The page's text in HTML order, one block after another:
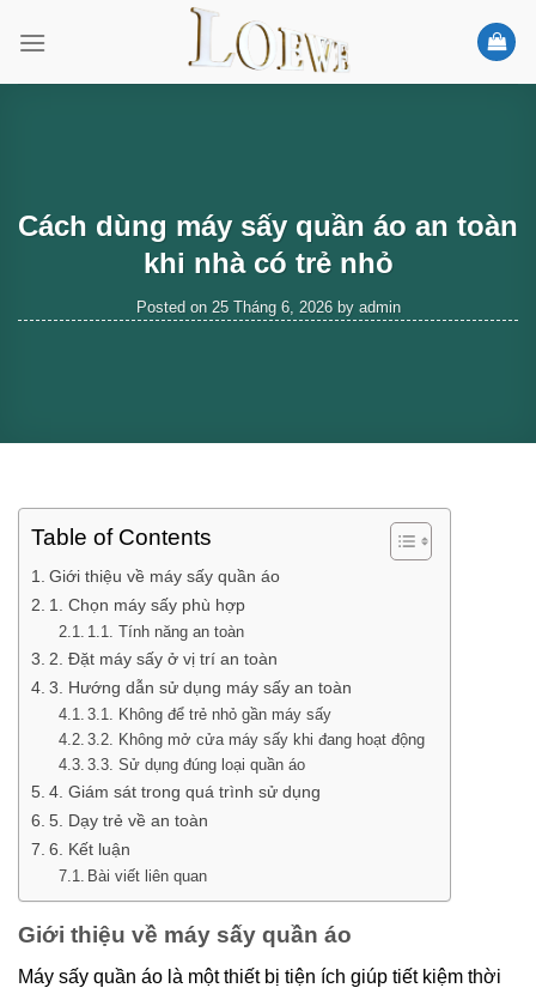
Cách dùng máy sấy quần áo an toàn
khi nhà có trẻ nhỏ
Posted on 25 Tháng 6, 2026by admin
Table of Contents
Giới thiệu về máy sấy quần áo
1. Chọn máy sấy phù hợp
1.1. Tính năng an toàn
2. Đặt máy sấy ở vị trí an toàn
3. Hướng dẫn sử dụng máy sấy an toàn
3.1. Không để trẻ nhỏ gần máy sấy
3.2. Không mở cửa máy sấy khi đang hoạt động
3.3. Sử dụng đúng loại quần áo
4. Giám sát trong quá trình sử dụng
5. Dạy trẻ về an toàn
6. Kết luận
Bài viết liên quan
Giới thiệu về máy sấy quần áo
Máy sấy quần áo là một thiết bị tiện ích giúp tiết kiệm thời